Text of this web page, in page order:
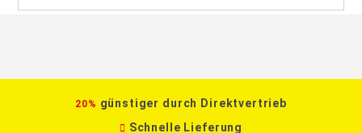
20% günstiger durch Direktvertrieb
Schnelle Lieferung